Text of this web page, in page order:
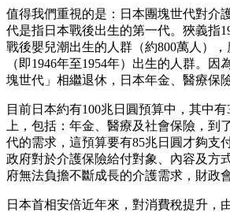
值得我們重視的是：日本團塊世代對介
代是指日本戰後出生的第一代。狹義指
戰後嬰兒潮出生的人群（約800萬人）
（即1946年至1954年）出生的人群。因
塊世代」相繼退休，日本年金、醫療保
目前日本約有100兆日圓預算中，其中
上，包括：年金、醫療及社會保險，到
代的需求，這預算要有85兆日圓才夠支
政府對於介護保險給付對象、內容及方
府無法負擔不斷成長的介護需求，財政
日本首相安倍近年來，對消費稅提升，